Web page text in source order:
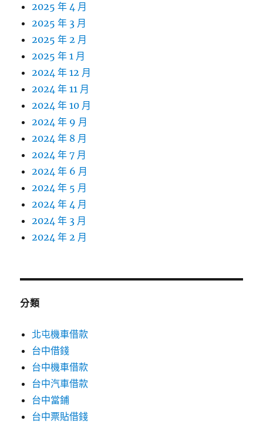
2025 年 4 月
2025 年 3 月
2025 年 2 月
2025 年 1 月
2024 年 12 月
2024 年 11 月
2024 年 10 月
2024 年 9 月
2024 年 8 月
2024 年 7 月
2024 年 6 月
2024 年 5 月
2024 年 4 月
2024 年 3 月
2024 年 2 月
分類
北屯機車借款
台中借錢
台中機車借款
台中汽車借款
台中當鋪
台中票貼借錢